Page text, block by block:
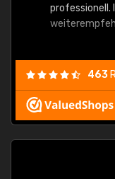
professionell.
463